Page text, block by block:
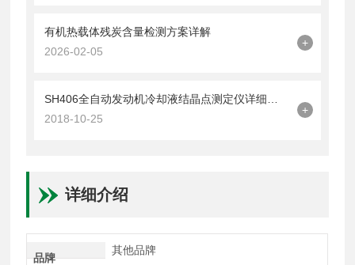
有机热载体残炭含量检测方案详解
2026-02-05
+
2018-10-25
+
详细介绍
品牌
其他品牌